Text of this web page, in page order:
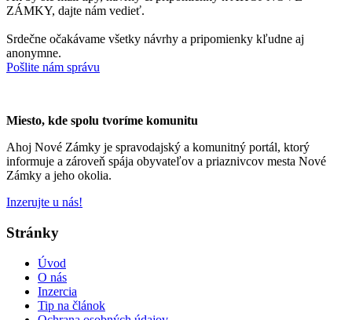
ZÁMKY, dajte nám vedieť.
Srdečne očakávame všetky návrhy a pripomienky kľudne aj
anonymne.
Pošlite nám správu
Miesto, kde spolu tvoríme komunitu
Ahoj Nové Zámky je spravodajský a komunitný portál, ktorý
informuje a zároveň spája obyvateľov a priaznivcov mesta Nové
Zámky a jeho okolia.
Inzerujte u nás!
Stránky
Úvod
O nás
Inzercia
Tip na článok